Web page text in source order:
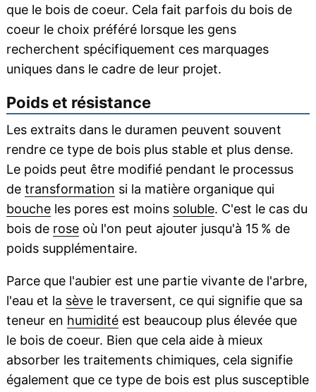
que le bois de coeur. Cela fait parfois du bois de
coeur le choix préféré lorsque les gens
recherchent spécifiquement ces marquages
uniques dans le cadre de leur projet.
Poids et résistance
Les extraits dans le duramen peuvent souvent
rendre ce type de bois plus stable et plus dense.
Le poids peut être modifié pendant le processus
de transformation si la matière organique qui
boucheles pores est moins soluble. C'est le cas du
bois de roseoù l'on peut ajouter jusqu'à 15 % de
poids supplémentaire.
Parce que l'aubier est une partie vivante de l'arbre,
l'eau et la sèvele traversent, ce qui signifie que sa
teneur en humiditéest beaucoup plus élevée que
le bois de coeur. Bien que cela aide à mieux
absorber les traitements chimiques, cela signifie
également que ce type de bois est plus susceptible